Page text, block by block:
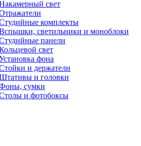
свет
комплекты
светильники и моноблоки
панели
свет
фона
и держатели
и головки
сумки
и фотобоксы